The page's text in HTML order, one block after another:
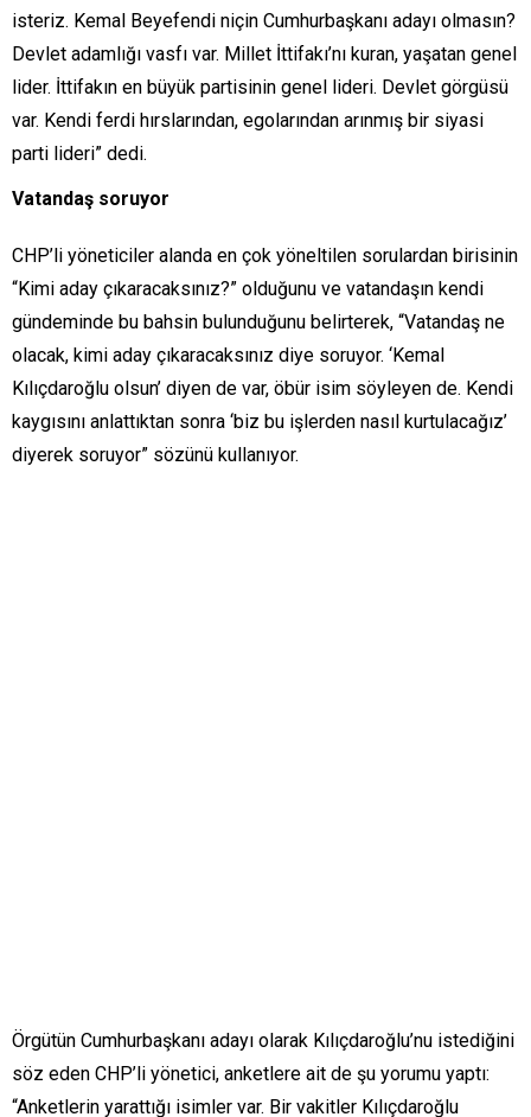
isteriz. Kemal Beyefendi niçin Cumhurbaşkanı adayı olmasın?
Devlet adamlığı vasfı var. Millet İttifakı’nı kuran, yaşatan genel
lider. İttifakın en büyük partisinin genel lideri. Devlet görgüsü
var. Kendi ferdi hırslarından, egolarından arınmış bir siyasi
parti lideri” dedi.
Vatandaş soruyor
CHP’li yöneticiler alanda en çok yöneltilen sorulardan birisinin
“Kimi aday çıkaracaksınız?” olduğunu ve vatandaşın kendi
gündeminde bu bahsin bulunduğunu belirterek, “Vatandaş ne
olacak, kimi aday çıkaracaksınız diye soruyor. ‘Kemal
Kılıçdaroğlu olsun’ diyen de var, öbür isim söyleyen de. Kendi
kaygısını anlattıktan sonra ‘biz bu işlerden nasıl kurtulacağız’
diyerek soruyor” sözünü kullanıyor.
Örgütün Cumhurbaşkanı adayı olarak Kılıçdaroğlu’nu istediğini
söz eden CHP’li yönetici, anketlere ait de şu yorumu yaptı:
“Anketlerin yarattığı isimler var. Bir vakitler Kılıçdaroğlu